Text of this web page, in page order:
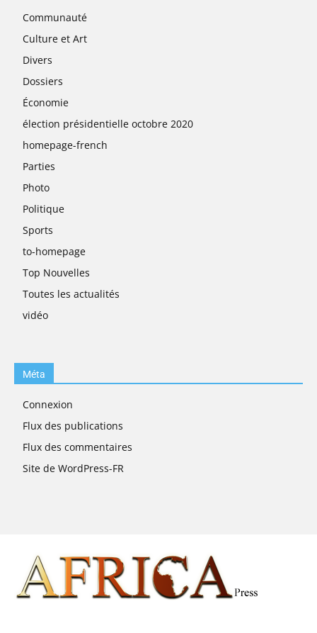
Communauté
Culture et Art
Divers
Dossiers
Économie
élection présidentielle octobre 2020
homepage-french
Parties
Photo
Politique
Sports
to-homepage
Top Nouvelles
Toutes les actualités
vidéo
Méta
Connexion
Flux des publications
Flux des commentaires
Site de WordPress-FR